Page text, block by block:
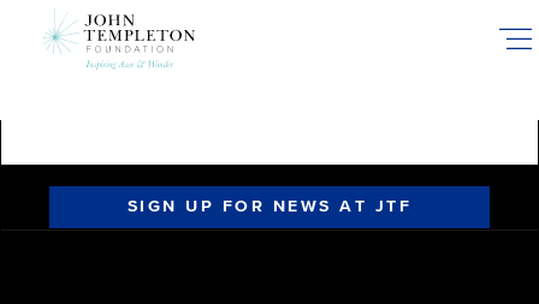
SIGN UP FOR NEWS AT JTF